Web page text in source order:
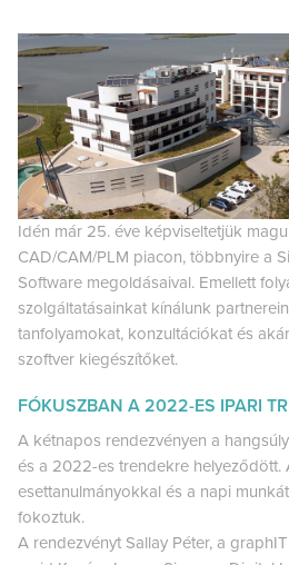
Idén már 25. éve képviseltetjük
CAD/CAM/PLM piacon, többnyire a
Software megoldásaival. Emellett
szolgáltatásainkat kínálunk
tanfolyamokat, konzultációkat és
szoftver kiegészítőket.
FÓKUSZBAN A 2022-ES IPARI
A kétnapos rendezvényen a
és a 2022-es trendekre helyeződött.
esettanulmányokkal és a napi
fokoztuk.
A rendezvényt Sallay Péter, a